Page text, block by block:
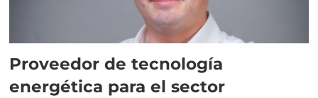
Proveedor de tecnología
energética para el sector